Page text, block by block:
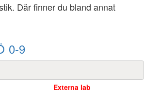
Där finner du bland annat
0-9
Externa lab